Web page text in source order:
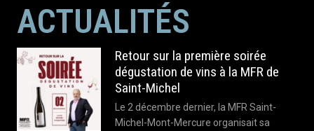
ACTUALITÉS
Retour sur la première soirée
dégustation de vins à la MFR de
Saint-Michel
Le 2 décembre dernier, la MFR Saint-
Michel-Mont-Mercure organisait sa